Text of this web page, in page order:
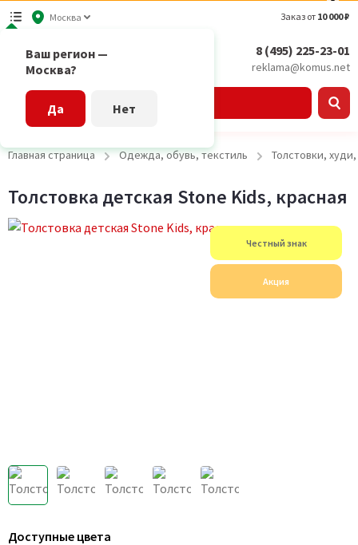
Москва
Ваш регион —
Москва?
Да Нет
Заказ от 10 000 ₽
8 (495) 225-23-01
reklama@komus.net
Главная страница Одежда, обувь, текстиль Толстовки,
Толстовка детская Stone Kids, красная
Честный знак
Акция
Доступные цвета